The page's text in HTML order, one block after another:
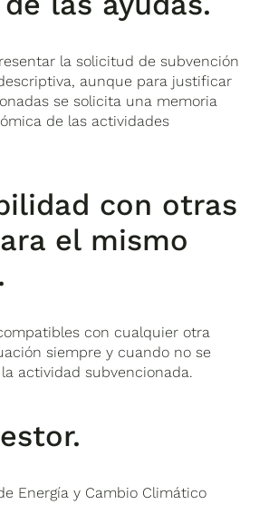
la solicitud de subvención
aunque para justificar
se solicita una memoria
de las actividades
con otras
el mismo
con cualquier otra
siempre y cuando no se
actividad subvencionada.
Energía y Cambio Climático